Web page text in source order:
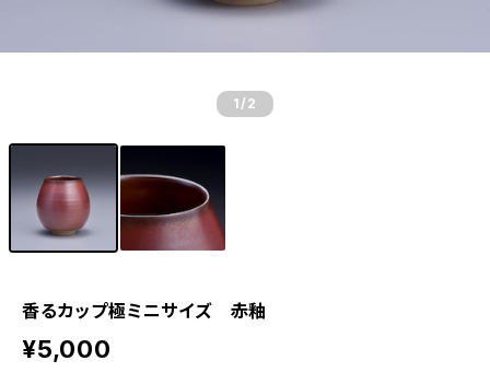
1 /2
香るカップ極ミニサイズ 赤釉
¥5,000